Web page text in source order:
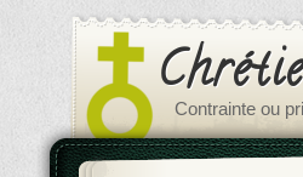
Contrainte ou